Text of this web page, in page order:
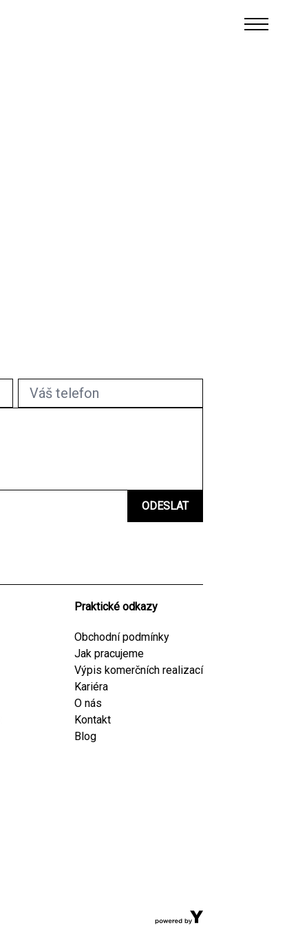
Praktické odkazy
Obchodní podmínky
Jak pracujeme
Výpis komerčních realizací
Kariéra
O nás
Kontakt
Blog